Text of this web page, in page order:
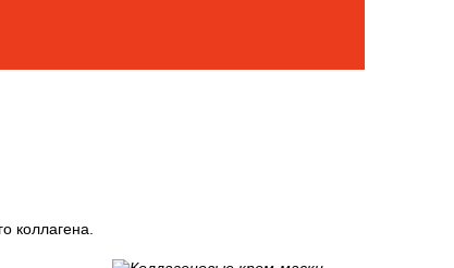
коллагена.